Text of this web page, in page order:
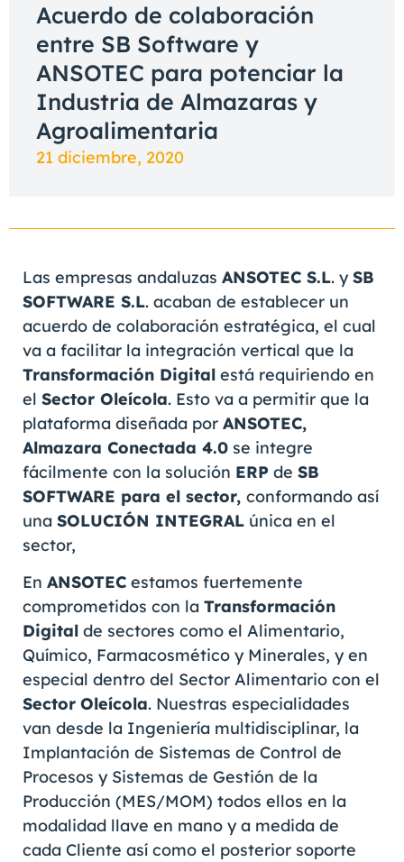
Acuerdo de colaboración
entre SB Software y
ANSOTEC para potenciar la
Industria de Almazaras y
Agroalimentaria
21 diciembre, 2020
Las empresas andaluzas ANSOTEC S.L. ySB
SOFTWARE S.L. acaban de establecer un
acuerdo de colaboración estratégica, el cual
va a facilitar la integración vertical que la
Transformación Digital está requiriendo en
el Sector Oleícola. Esto va a permitir que la
plataforma diseñada por ANSOTEC,
Almazara Conectada 4.0 se integre
fácilmente con la solución ERP de SB
SOFTWARE para el sector, conformando así
una SOLUCIÓN INTEGRAL única en el
sector,
En ANSOTEC estamos fuertemente
comprometidos con la Transformación
Digital de sectores como el Alimentario,
Químico, Farmacosmético y Minerales, y en
especial dentro del Sector Alimentario con el
Sector Oleícola. Nuestras especialidades
van desde la Ingeniería multidisciplinar, la
Implantación de Sistemas de Control de
Procesos y Sistemas de Gestión de la
Producción (MES/MOM) todos ellos en la
modalidad llave en mano y a medida de
cada Cliente así como el posterior soporte